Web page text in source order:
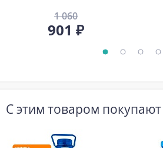
1 060
901 ₽
С этим товаром покупают